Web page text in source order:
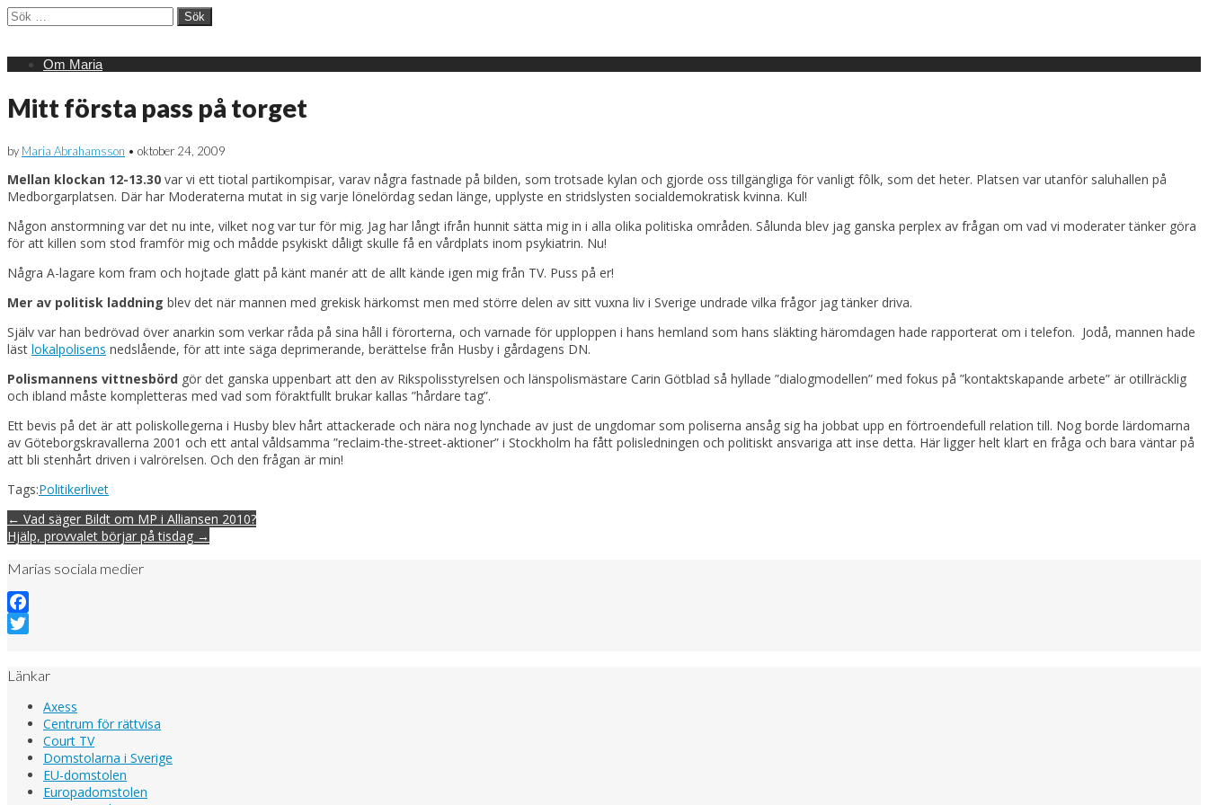
Sök
efter:
Main
Skip
Om Maria
Mitt första pass på torget
by Maria Abrahamsson • oktober 24, 2009
Mellan klockan 12-13.30 var vi ett tiotal partikompisar, varav några fastnade på bilden, som trotsade kylan och gjorde oss tillgängliga för vanligt fôlk, som det heter. Platsen var utanför saluhallen på
Medborgarplatsen. Där har Moderaterna mutat in sig varje lönelördag sedan länge, upplyste en stridslysten socialdemokratisk kvinna. Kul!
Någon anstormning var det nu inte, vilket nog var tur för mig. Jag har långt ifrån hunnit sätta mig in i alla olika politiska områden. Sålunda blev jag ganska perplex av frågan om vad vi moderater tänker göra
för att killen som stod framför mig och mådde psykiskt dåligt skulle få en vårdplats inom psykiatrin. Nu!
Några A-lagare kom fram och hojtade glatt på känt manér att de allt kände igen mig från TV. Puss på er!
Mer av politisk laddning blev det när mannen med grekisk härkomst men med större delen av sitt vuxna liv i Sverige undrade vilka frågor jag tänker driva.
Själv var han bedrövad över anarkin som verkar råda på sina håll i förorterna, och varnade för upploppen i hans hemland som hans släkting häromdagen hade rapporterat om i telefon. Jodå, mannen hade
läst lokalpolisens nedslående, för att inte säga deprimerande, berättelse från Husby i gårdagens DN.
Polismannens vittnesbörd gör det ganska uppenbart att den av Rikspolisstyrelsen och länspolismästare Carin Götblad så hyllade ”dialogmodellen” med fokus på ”kontaktskapande arbete” är otillräcklig
och ibland måste kompletteras med vad som föraktfullt brukar kallas ”hårdare tag”.
Ett bevis på det är att poliskollegerna i Husby blev hårt attackerade och nära nog lynchade av just de ungdomar som poliserna ansåg sig ha jobbat upp en förtroendefull relation till. Nog borde lärdomarna
av Göteborgskravallerna 2001 och ett antal våldsamma ”reclaim-the-street-aktioner” i Stockholm ha fått polisledningen och politiskt ansvariga att inse detta. Här ligger helt klart en fråga och bara väntar på
att bli stenhårt driven i valrörelsen. Och den frågan är min!
Tags:Politikerlivet
Post
navigation
← Vad säger Bildt om MP i Alliansen 2010?
Hjälp, provvalet börjar på tisdag →
Marias sociala medier
Facebook
Länkar
Axess
Centrum för rättvisa
Court TV
Domstolarna i Sverige
EU-domstolen
Europadomstolen